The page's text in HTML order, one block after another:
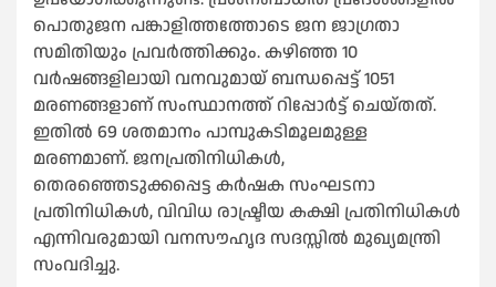
പൊതുജന പങ്കാളിത്തത്തോടെ ജന ജാഗ്രതാ
സമിതിയും പ്രവര്‍ത്തിക്കും. കഴിഞ്ഞ 10
വര്‍ഷങ്ങളിലായി വനവുമായ് ബന്ധപ്പെട്ട് 1051
മരണങ്ങളാണ് സംസ്ഥാനത്ത് റിപ്പോര്‍ട്ട് ചെയ്തത്.
ഇതില്‍ 69 ശതമാനം പാമ്പുകടിമൂലമുള്ള
മരണമാണ്. ജനപ്രതിനിധികള്‍,
തെരഞ്ഞെടുക്കപ്പെട്ട കര്‍ഷക സംഘടനാ
പ്രതിനിധികള്‍, വിവിധ രാഷ്ട്രീയ കക്ഷി പ്രതിനിധികള്‍
എന്നിവരുമായി വനസൗഹൃദ സദസ്സില്‍ മുഖ്യമന്ത്രി
സംവദിച്ചു.